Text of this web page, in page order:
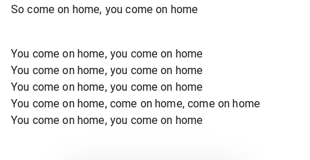
So come on home, you come on home
You come on home, you come on home
You come on home, you come on home
You come on home, you come on home
You come on home, come on home, come on home
You come on home, you come on home